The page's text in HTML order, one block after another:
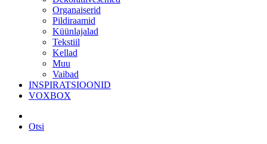
Organaiserid
Pildiraamid
Küünlajalad
Tekstiil
Kellad
Muu
Vaibad
INSPIRATSIOONID
VOXBOX
Otsi